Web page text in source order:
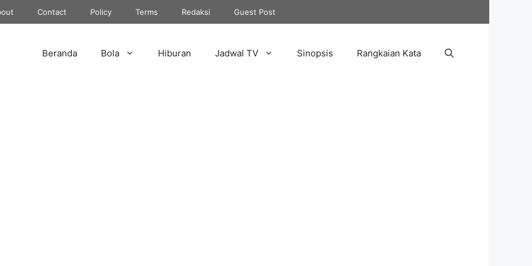
Contact Policy Terms Redaksi Guest Post
Beranda Bola Hiburan Jadwal TV Sinopsis Rangkaian Kata